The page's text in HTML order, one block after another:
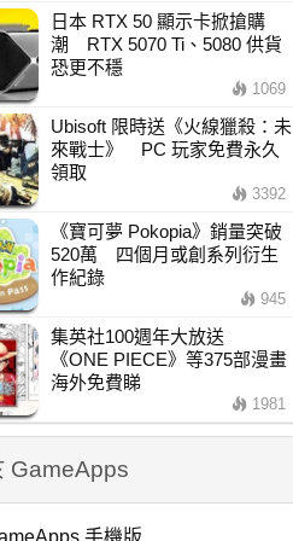
日本 RTX 50 顯示卡掀搶購
潮 RTX 5070 Ti、5080 供貨
恐更不穩
1069
Ubisoft 限時送《火線獵殺：未
來戰士》 PC 玩家免費永久
領取
3392
《寶可夢 Pokopia》銷量突破
520萬 四個月或創系列衍生
作紀錄
945
集英社100週年大放送
《ONE PIECE》等375部漫畫
海外免費睇
1981
GameApps
手機版